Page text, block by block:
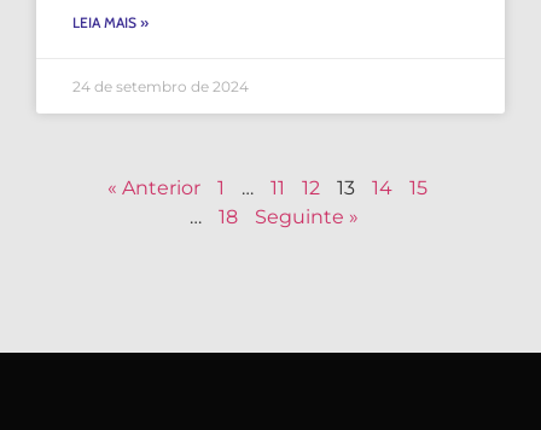
LEIA MAIS »
24 de setembro de 2024
« Anterior 1 … 11 12 13 14
15
…
18 Seguinte »